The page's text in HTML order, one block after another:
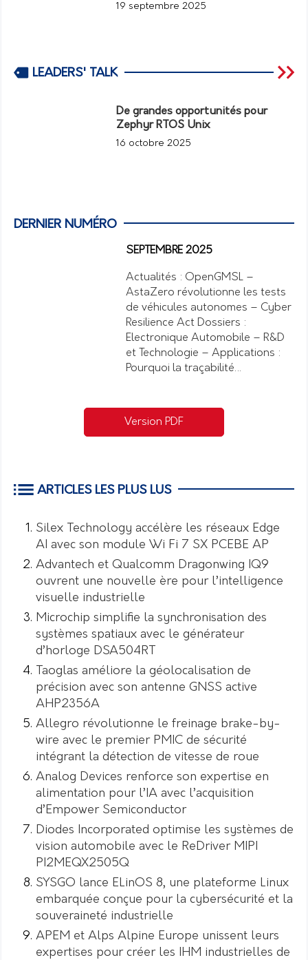
19 septembre 2025
LEADERS' TALK
De grandes opportunités pour
Zephyr RTOS Unix
16 octobre 2025
DERNIER NUMÉRO
SEPTEMBRE 2025
Actualités : OpenGMSL –
AstaZero révolutionne les tests
de véhicules autonomes – Cyber
Resilience Act Dossiers :
Electronique Automobile – R&D
et Technologie – Applications :
Pourquoi la traçabilité…
Version PDF
ARTICLES LES PLUS LUS
Silex Technology accélère les réseaux Edge
AI avec son module Wi Fi 7 SX PCEBE AP
Advantech et Qualcomm Dragonwing IQ9
ouvrent une nouvelle ère pour l’intelligence
visuelle industrielle
Microchip simplifie la synchronisation des
systèmes spatiaux avec le générateur
d’horloge DSA504RT
Taoglas améliore la géolocalisation de
précision avec son antenne GNSS active
AHP2356A
Allegro révolutionne le freinage brake-by-
wire avec le premier PMIC de sécurité
intégrant la détection de vitesse de roue
Analog Devices renforce son expertise en
alimentation pour l’IA avec l’acquisition
d’Empower Semiconductor
Diodes Incorporated optimise les systèmes de
vision automobile avec le ReDriver MIPI
PI2MEQX2505Q
SYSGO lance ELinOS 8, une plateforme Linux
embarquée conçue pour la cybersécurité et la
souveraineté industrielle
APEM et Alps Alpine Europe unissent leurs
expertises pour créer les IHM industrielles de